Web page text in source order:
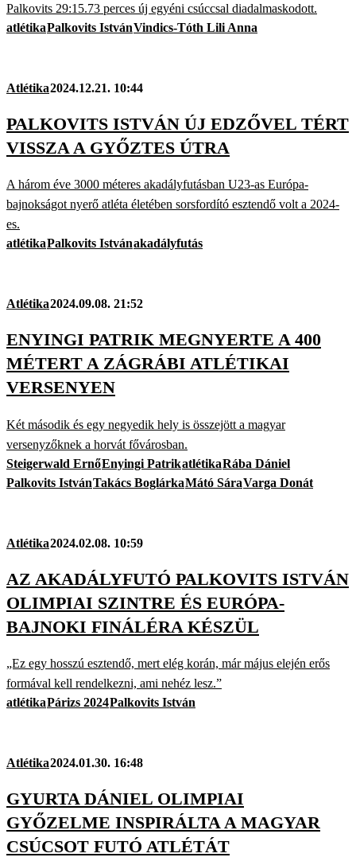
Palkovits 29:15.73 perces új egyéni csúccsal diadalmaskodott.
atlétikaPalkovits IstvánVindics-Tóth Lili Anna
Atlétika2024.12.21. 10:44
PALKOVITS ISTVÁN ÚJ EDZŐVEL TÉRT
VISSZA A GYŐZTES ÚTRA
A három éve 3000 méteres akadályfutásban U23-as Európa-
bajnokságot nyerő atléta életében sorsfordító esztendő volt a 2024-
es.
atlétikaPalkovits Istvánakadályfutás
Atlétika2024.09.08. 21:52
ENYINGI PATRIK MEGNYERTE A 400
MÉTERT A ZÁGRÁBI ATLÉTIKAI
VERSENYEN
Két második és egy negyedik hely is összejött a magyar
versenyzőknek a horvát fővárosban.
Steigerwald ErnőEnyingi PatrikatlétikaRába Dániel
Palkovits IstvánTakács BoglárkaMátó SáraVarga Donát
Atlétika2024.02.08. 10:59
AZ AKADÁLYFUTÓ PALKOVITS ISTVÁN
OLIMPIAI SZINTRE ÉS EURÓPA-
BAJNOKI FINÁLÉRA KÉSZÜL
„Ez egy hosszú esztendő, mert elég korán, már május elején erős
formával kell rendelkezni, ami nehéz lesz.”
atlétikaPárizs 2024Palkovits István
Atlétika2024.01.30. 16:48
GYURTA DÁNIEL OLIMPIAI
GYŐZELME INSPIRÁLTA A MAGYAR
CSÚCSOT FUTÓ ATLÉTÁT